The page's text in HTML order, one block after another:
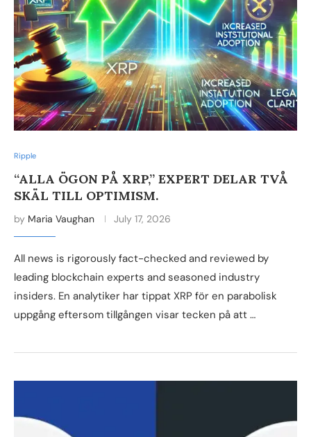
Ripple
“ALLA ÖGON PÅ XRP,” EXPERT DELAR TVÅ
SKÄL TILL OPTIMISM.
by Maria Vaughan July 17, 2026
All news is rigorously fact-checked and reviewed by
leading blockchain experts and seasoned industry
insiders. En analytiker har tippat XRP för en parabolisk
uppgång eftersom tillgången visar tecken på att …